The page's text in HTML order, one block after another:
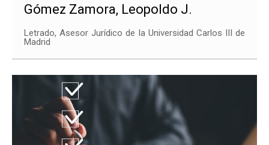
Gómez Zamora, Leopoldo J.
Letrado, Asesor Jurídico de la Universidad Carlos III de
Madrid